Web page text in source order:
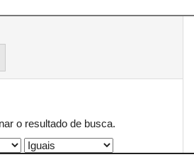
o resultado de busca.